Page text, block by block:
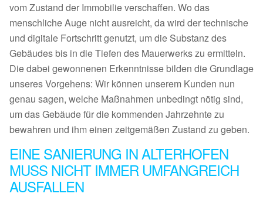
vom Zustand der Immobilie verschaffen. Wo das
menschliche Auge nicht ausreicht, da wird der technische
und digitale Fortschritt genutzt, um die Substanz des
Gebäudes bis in die Tiefen des Mauerwerks zu ermitteln.
Die dabei gewonnenen Erkenntnisse bilden die Grundlage
unseres Vorgehens: Wir können unserem Kunden nun
genau sagen, welche Maßnahmen unbedingt nötig sind,
um das Gebäude für die kommenden Jahrzehnte zu
bewahren und ihm einen zeitgemäßen Zustand zu geben.
EINE SANIERUNG IN ALTERHOFEN
MUSS NICHT IMMER UMFANGREICH
AUSFALLEN